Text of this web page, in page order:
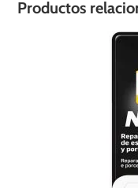
Productos